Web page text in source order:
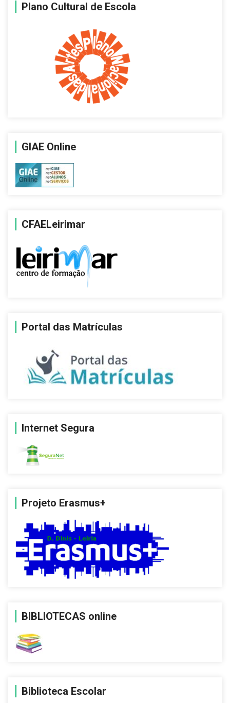
Plano Cultural de Escola
GIAE Online
CFAELeirimar
Portal das Matrículas
Internet Segura
Projeto Erasmus+
BIBLIOTECAS online
Biblioteca Escolar